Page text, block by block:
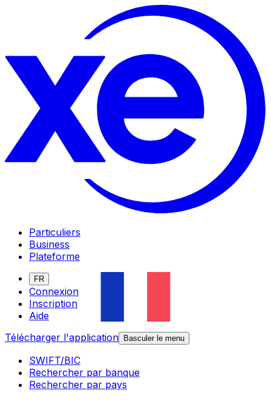
Particuliers
Business
Plateforme
FR
Connexion
Inscription
Aide
Télécharger l'application
Basculer le menu
SWIFT/BIC
Rechercher par banque
Rechercher par pays